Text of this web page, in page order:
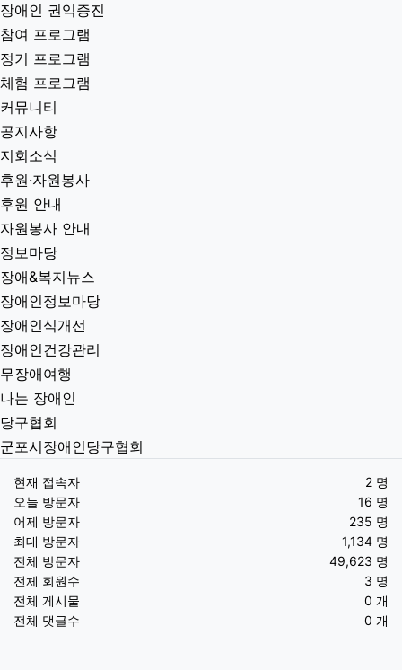
장애인 권익증진
참여 프로그램
정기 프로그램
체험 프로그램
커뮤니티
공지사항
지회소식
후원·자원봉사
후원 안내
자원봉사 안내
정보마당
장애&복지뉴스
장애인정보마당
장애인식개선
장애인건강관리
무장애여행
나는 장애인
당구협회
군포시장애인당구협회
현재 접속자
2 명
오늘 방문자
16 명
어제 방문자
235 명
최대 방문자
1,134 명
전체 방문자
49,623 명
전체 회원수
3 명
전체 게시물
0 개
전체 댓글수
0 개